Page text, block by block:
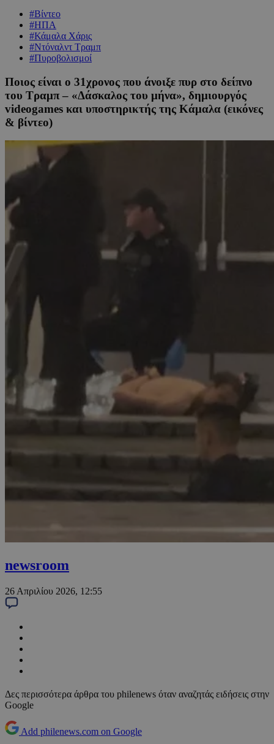
#Βίντεο
#ΗΠΑ
#Κάμαλα Χάρις
#Ντόναλντ Τραμπ
#Πυροβολισμοί
Ποιος είναι ο 31χρονος που άνοιξε πυρ στο δείπνο
του Τραμπ – «Δάσκαλος του μήνα», δημιουργός
videogames και υποστηρικτής της Κάμαλα (εικόνες
& βίντεο)
newsroom
26 Απριλίου 2026, 12:55
Δες περισσότερα άρθρα του philenews όταν αναζητάς ειδήσεις στην
Google
Add philenews.com on Google